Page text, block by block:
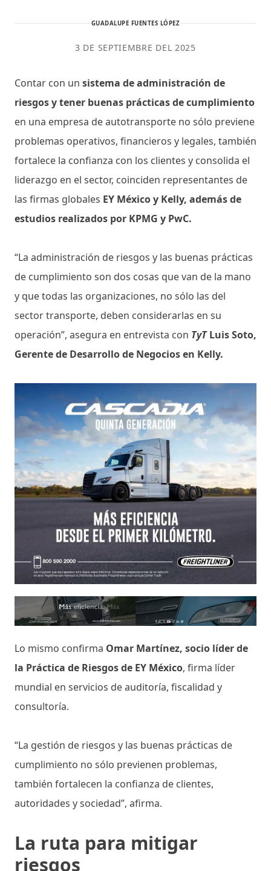
GUADALUPE FUENTES LÓPEZ
3 DE SEPTIEMBRE DEL 2025
Contar con un sistema de administración de
riesgos y tener buenas prácticas de cumplimiento
en una empresa de autotransporte no sólo previene
problemas operativos, financieros y legales, también
fortalece la confianza con los clientes y consolida el
liderazgo en el sector, coinciden representantes de
las firmas globales EY México y Kelly, además de
estudios realizados por KPMG y PwC.
“La administración de riesgos y las buenas prácticas
de cumplimiento son dos cosas que van de la mano
y que todas las organizaciones, no sólo las del
sector transporte, deben considerarlas en su
operación”, asegura en entrevista con TyTLuis Soto,
Gerente de Desarrollo de Negocios en Kelly.
Lo mismo confirma Omar Martínez, socio líder de
la Práctica de Riesgos de EY México, firma líder
mundial en servicios de auditoría, fiscalidad y
consultoría.
“La gestión de riesgos y las buenas prácticas de
cumplimiento no sólo previenen problemas,
también fortalecen la confianza de clientes,
autoridades y sociedad”, afirma.
La ruta para mitigar
riesgos